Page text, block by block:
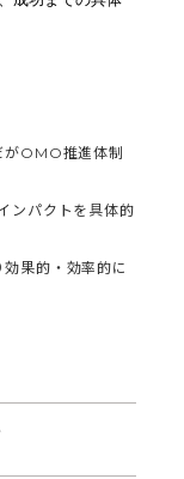
がOMO推進体制
ンパクトを具体的
果的・効率的に